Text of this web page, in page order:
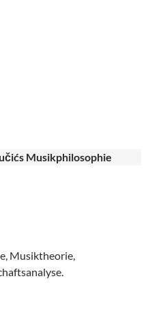
Musikphilosophie
Musiktheorie,